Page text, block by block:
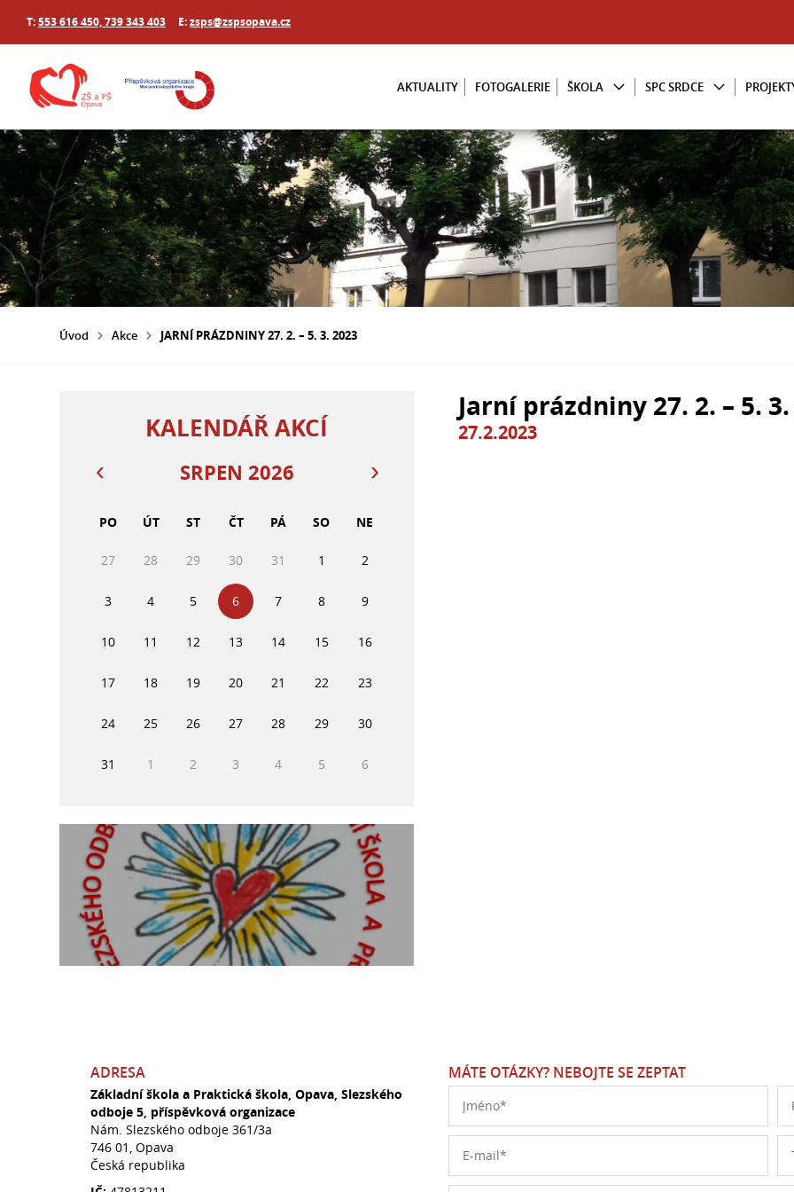
T:553 616 450, 739 343 403 E:zsps@zspsopava.cz
AKTUALITY FOTOGALERIE ŠKOLA SPC SRDCE
Úvod Akce JARNÍ PRÁZDNINY 27. 2. – 5. 3. 2023
Jarní prázdniny 27. 2. – 5.
27.2.2023
KALENDÁŘ AKCÍ
SRPEN 2026
PO ÚT ST ČT PÁ SO NE
27 28 29 30 31 1 2
3 4 5 6 7 8 9
10 11 12 13 14 15 16
17 18 19 20 21 22 23
24 25 26 27 28 29 30
31 1 2 3 4 5 6
ADRESA
Základní škola a Praktická škola, Opava, Slezského
odboje 5, příspěvková organizace
Nám. Slezského odboje 361/3a
746 01, Opava
Česká republika
MÁTE OTÁZKY? NEBOJTE SE ZEPTAT